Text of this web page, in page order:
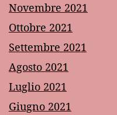
Novembre 2021
Ottobre 2021
Settembre 2021
Agosto 2021
Luglio 2021
Giugno 2021